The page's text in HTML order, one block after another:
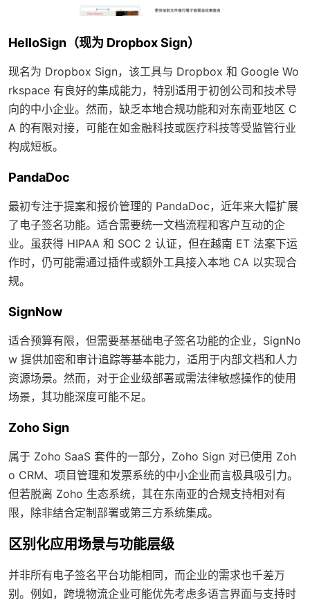
HelloSign（现为 Dropbox Sign）
现名为 Dropbox Sign，该工具与 Dropbox 和 Google Wo
rkspace 有良好的集成能力，特别适用于初创公司和技术导
向的中小企业。然而，缺乏本地合规功能和对东南亚地区 C
A 的有限对接，可能在如金融科技或医疗科技等受监管行业
构成短板。
PandaDoc
最初专注于提案和报价管理的 PandaDoc，近年来大幅扩展
了电子签名功能。适合需要统一文档流程和客户互动的企
业。虽获得 HIPAA 和 SOC 2 认证，但在越南 ET 法案下运
作时，仍可能需通过插件或额外工具接入本地 CA 以实现合
规。
SignNow
适合预算有限，但需要基基础电子签名功能的企业，SignNo
w 提供加密和审计追踪等基本能力，适用于内部文档和人力
资源场景。然而，对于企业级部署或需法律敏感操作的使用
场景，其功能深度可能不足。
Zoho Sign
属于 Zoho SaaS 套件的一部分，Zoho Sign 对已使用 Zoh
o CRM、项目管理和发票系统的中小企业而言极具吸引力。
但若脱离 Zoho 生态系统，其在东南亚的合规支持相对有
限，除非结合定制部署或第三方系统集成。
区别化应用场景与功能层级
并非所有电子签名平台功能相同，而企业的需求也千差万
别。例如，跨境物流企业可能优先考虑多语言界面与支持时